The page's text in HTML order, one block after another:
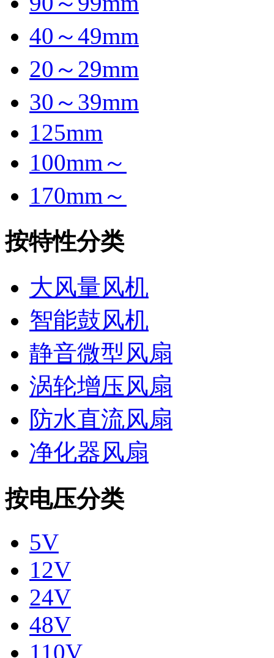
40～49mm
20～29mm
30～39mm
125mm
100mm～
170mm～
按特性分类
大风量风机
智能鼓风机
静音微型风扇
涡轮增压风扇
防水直流风扇
净化器风扇
按电压分类
5V
12V
24V
48V
110V